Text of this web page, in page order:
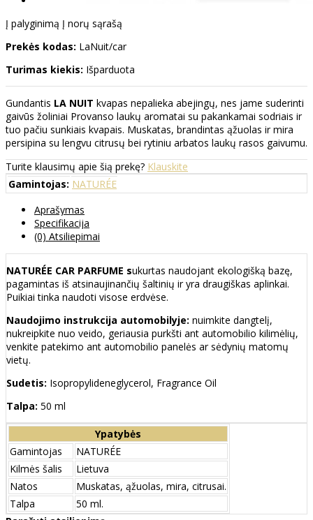
Į palyginimą Į norų sąrašą
Prekės kodas: LaNuit/car
Turimas kiekis: Išparduota
Gundantis LA NUIT kvapas nepalieka abejingų, nes jame suderinti
gaivūs žoliniai Provanso laukų aromatai su pakankamai sodriais ir
tuo pačiu sunkiais kvapais. Muskatas, brandintas ąžuolas ir mira
persipina su lengvu citrusų bei rytiniu arbatos laukų rasos gaivumu.
Turite klausimų apie šią prekę? Klauskite
Gamintojas: NATURÉE
Aprašymas
Specifikacija
(0) Atsiliepimai
NATURÉE CAR PARFUME sukurtas naudojant ekologišką bazę,
pagamintas iš atsinaujinančių šaltinių ir yra draugiškas aplinkai.
Puikiai tinka naudoti visose erdvėse.
Naudojimo instrukcija automobilyje: nuimkite dangtelį,
nukreipkite nuo veido, geriausia purkšti ant automobilio kilimėlių,
venkite patekimo ant automobilio panelės ar sėdynių matomų
vietų.
Sudetis: Isopropylideneglycerol, Fragrance Oil
Talpa: 50 ml
Ypatybės
Gamintojas
NATURÉE
Kilmės šalis
Lietuva
Natos
Muskatas, ąžuolas, mira, citrusai.
Talpa
50 ml.